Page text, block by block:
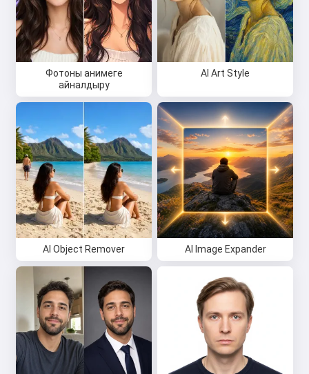
Фотоны анимеге
айналдыру
AI Art Style
AI Object Remover AI Image Expander